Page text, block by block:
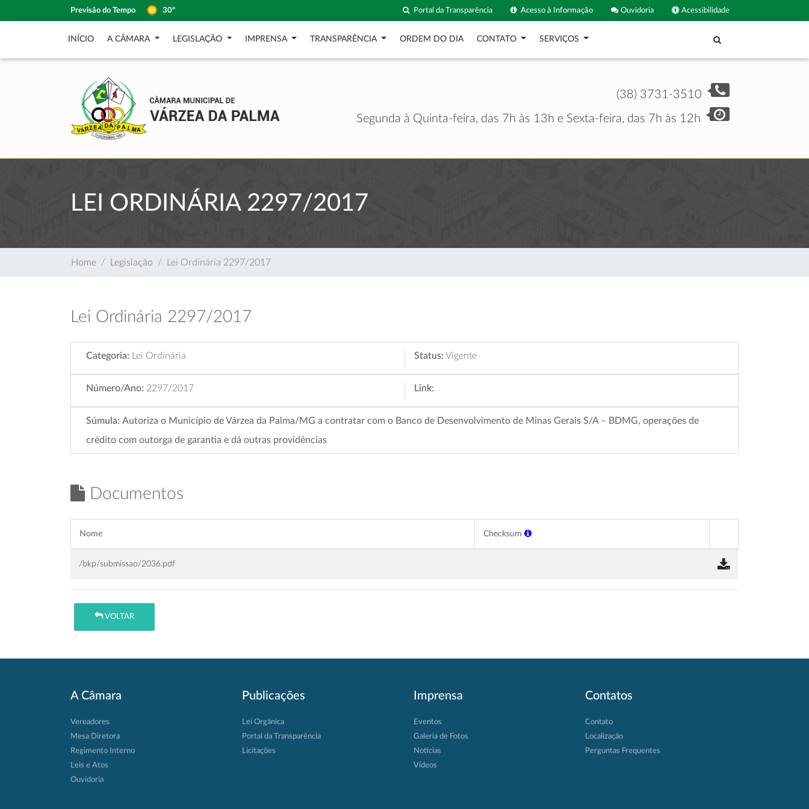
Previsão do Tempo 30º Acessibilidade
Ouvidoria
Acesso à Informação
Portal da Transparência
INÍCIO A CÂMARA LEGISLAÇÃO IMPRENSA TRANSPARÊNCIA ORDEM DO DIA CONTATO SERVIÇOS
(38) 3731-3510
Segunda à Quinta-feira, das 7h às 13h e Sexta-feira, das 7h às 12h
LEI ORDINÁRIA 2297/2017
Home Legislação Lei Ordinária 2297/2017
Lei Ordinária 2297/2017
Categoria: Lei Ordinária Status: Vigente
Número/Ano: 2297/2017 Link:
Súmula: Autoriza o Município de Várzea da Palma/MG a contratar com o Banco de Desenvolvimento de Minas Gerais S/A – BDMG, operações de
crédito com outorga de garantia e dá outras providências
Documentos
Nome Checksum
/bkp/submissao/2036.pdf
VOLTAR
A Câmara
Vereadores
Mesa Diretora
Regimento Interno
Leis e Atos
Ouvidoria
Publicações
Lei Orgânica
Portal da Transparência
Licitações
Imprensa
Eventos
Galeria de Fotos
Notícias
Vídeos
Contatos
Contato
Localização
Perguntas Frequentes